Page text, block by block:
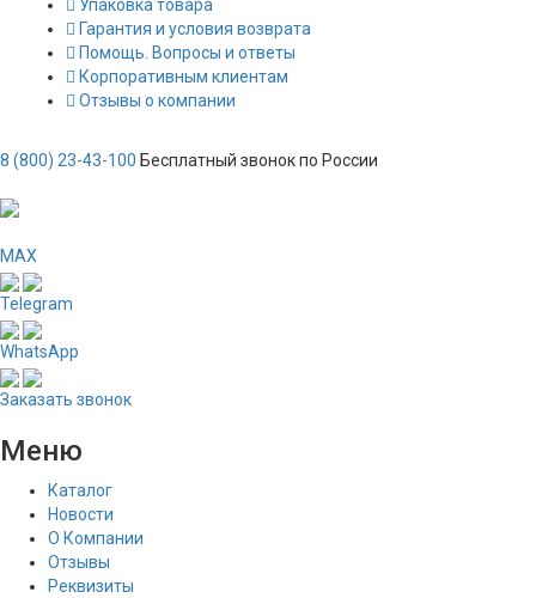
Упаковка товара
Гарантия и условия возврата
Помощь. Вопросы и ответы
Корпоративным клиентам
Отзывы о компании
8 (800) 23-43-100 Бесплатный звонок по России
MAX
Telegram
WhatsApp
Заказать звонок
Меню
Каталог
Новости
О Компании
Отзывы
Реквизиты